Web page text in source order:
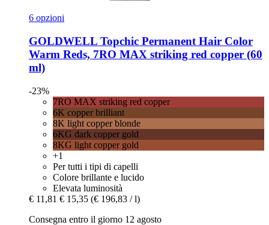
6 opzioni
GOLDWELL Topchic Permanent Hair Color
Warm Reds, 7RO MAX striking red copper (60
ml)
-23%
7RO MAX striking red copper
6K copper brilliant
8K light copper blonde
6KG dark copper gold
8KG light copper gold
+1
Per tutti i tipi di capelli
Colore brillante e lucido
Elevata luminosità
€ 11,81 € 15,35 (€ 196,83 / l)
Consegna entro il giorno 12 agosto